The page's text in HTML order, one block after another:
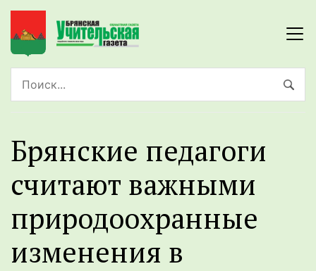
Брянские педагоги
считают важными
природоохранные
изменения в